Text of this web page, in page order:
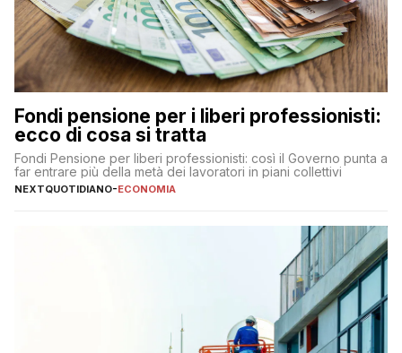
Fondi pensione per i liberi professionisti:
ecco di cosa si tratta
Fondi Pensione per liberi professionisti: così il Governo punta a
far entrare più della metà dei lavoratori in piani collettivi
NEXTQUOTIDIANO-ECONOMIA